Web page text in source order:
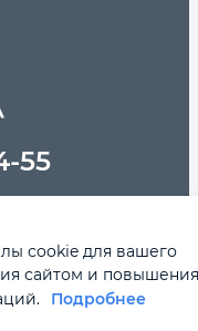
55
cookie для вашего
сайтом и повышения
Подробнее